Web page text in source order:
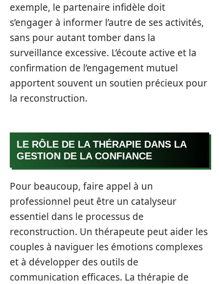
exemple, le partenaire infidèle doit
s’engager à informer l’autre de ses activités,
sans pour autant tomber dans la
surveillance excessive. L’écoute active et la
confirmation de l’engagement mutuel
apportent souvent un soutien précieux pour
la reconstruction.
LE RÔLE DE LA THÉRAPIE DANS LA
GESTION DE LA CONFIANCE
Pour beaucoup, faire appel à un
professionnel peut être un catalyseur
essentiel dans le processus de
reconstruction. Un thérapeute peut aider les
couples à naviguer les émotions complexes
et à développer des outils de
communication efficaces. La thérapie de